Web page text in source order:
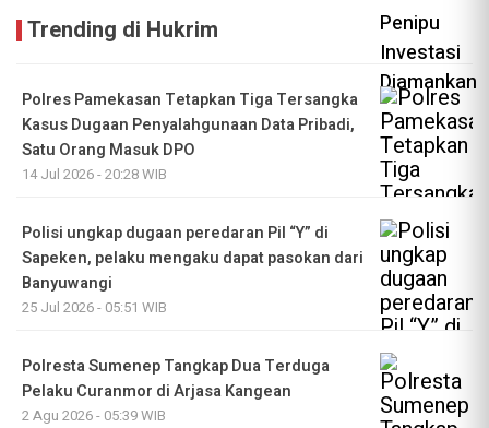
Trending di Hukrim
Polres Pamekasan Tetapkan Tiga Tersangka
Kasus Dugaan Penyalahgunaan Data Pribadi,
Satu Orang Masuk DPO
14 Jul 2026 - 20:28 WIB
Polisi ungkap dugaan peredaran Pil “Y” di
Sapeken, pelaku mengaku dapat pasokan dari
Banyuwangi
25 Jul 2026 - 05:51 WIB
Polresta Sumenep Tangkap Dua Terduga
Pelaku Curanmor di Arjasa Kangean
2 Agu 2026 - 05:39 WIB